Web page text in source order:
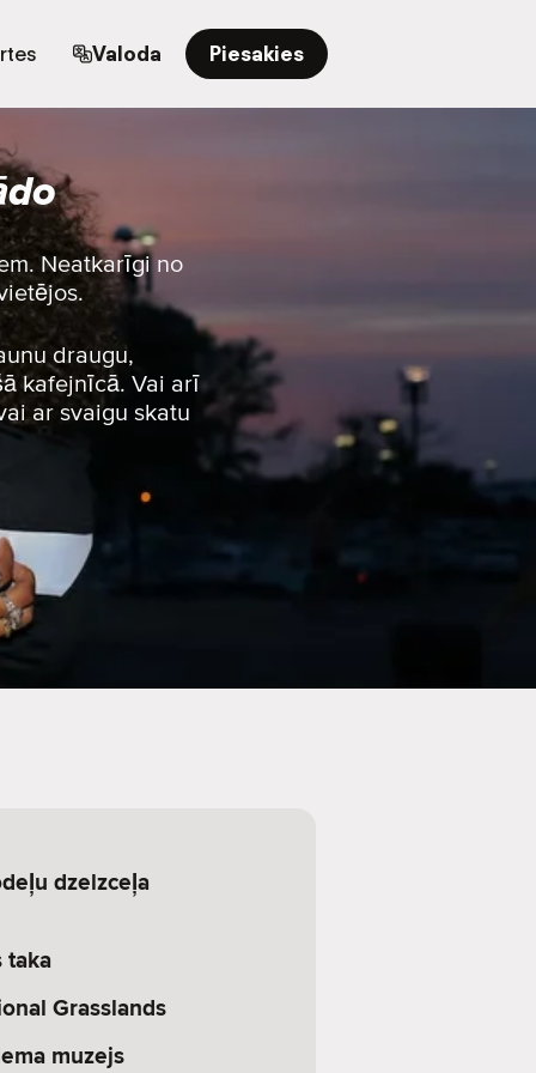
Valoda Piesakies
Neatkarīgi no
draugu,
kafejnīcā. Vai arī
ar svaigu skatu
dzelzceļa
taka
Grasslands
muzejs